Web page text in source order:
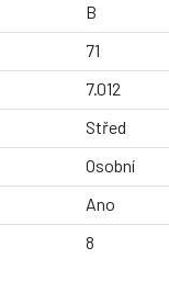
B
71
7.012
Střed
Osobní
Ano
8